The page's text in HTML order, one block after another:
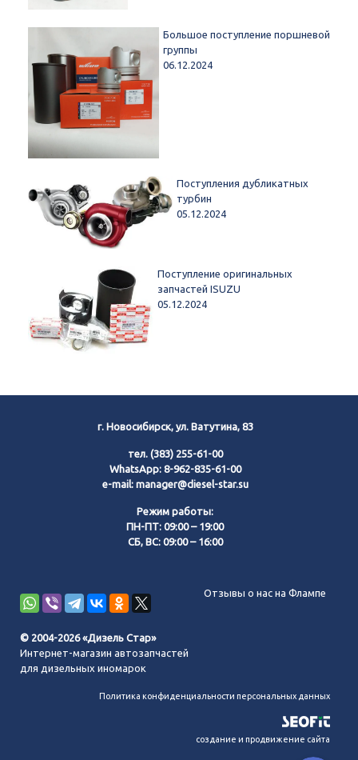
Большое поступление поршневой
группы
06.12.2024
Поступления дубликатных
турбин
05.12.2024
Поступление оригинальных
запчастей ISUZU
05.12.2024
г. Новосибирск, ул. Ватутина, 83
тел. (383) 255-61-00
WhatsApp: 8-962-835-61-00
e-mail: manager@diesel-star.su
Режим работы:
ПН-ПТ: 09:00 – 19:00
СБ, ВС: 09:00 – 16:00
Отзывы о нас на Флампе
© 2004-2026 «Дизель Стар»
Интернет-магазин автозапчастей
для дизельных иномарок
Политика конфиденциальности персональных данных
создание и продвижение сайта